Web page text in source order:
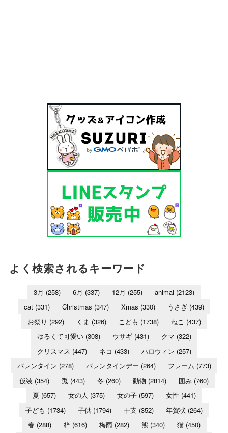
よく検索されるキーワード
3月 (258) 6月 (337) 12月 (255) animal (2123)
cat (331) Christmas (347) Xmas (330) うさぎ (439)
お祭り (292) くま (326) こども (1738) ねこ (437)
ゆるくて可愛い(308) ウサギ(431) クマ (322)
クリスマス (447) ネコ (433) ハロウィン (257)
バレンタイン (278) バレンタインデー (264) フレーム (773)
仮装 (354) 兎 (443) 冬 (260) 動物 (2814) 囲み (760)
夏 (657) 女の人 (375) 女の子(597) 女性 (441)
子ども (1734) 子供 (1794) 干支 (352) 年賀状 (264)
春(288) 枠(616) 梅雨(282) 熊 (340) 猫(450)